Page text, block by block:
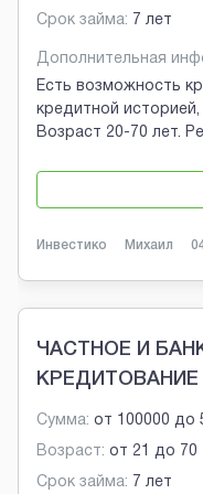
Срок займа: 7 лет
Дополнительная
Есть возможность
кредитной
Возраст 20-70 лет.
Инвестико Михаил
ЧАСТНОЕ И
Сумма: от 100000 до
Возраст: от 21 до 70
Срок займа: 7 лет